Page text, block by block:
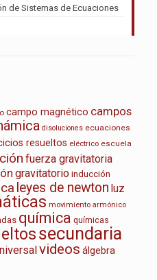
de Sistemas de Ecuaciones
campo magnético campos
disoluciones ecuaciones
resueltos eléctrico escuela
fuerza gravitatoria
gravitatorio inducción
leyes de newton luz
movimiento armónico
química químicas
secundaria
videos álgebra